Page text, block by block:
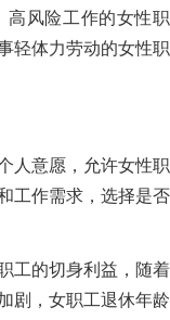
高风险工作的女性职
轻体力劳动的女性职
人意愿，允许女性职
工作需求，选择是否
工的切身利益，随着
剧，女职工退休年龄